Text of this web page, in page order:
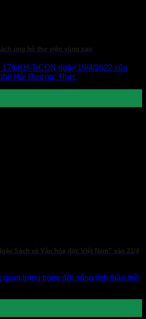
ủng hộ thư viện vùng cao
KH-TrCĐN ngày 19/4/2022 của
Hải Dương; Thực
Sách và Văn hóa đọc Việt Nam” vào 21/4
quan trọng trong đời sống tinh thần mỗi